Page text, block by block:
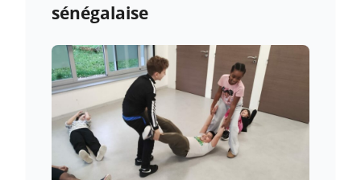
sénégalaise